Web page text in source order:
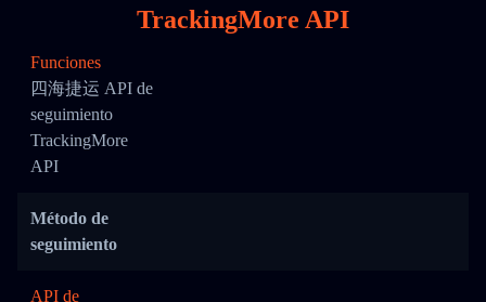
TrackingMore API
Funciones
四海捷运 API de
seguimiento
TrackingMore
API
Método de
seguimiento
API de